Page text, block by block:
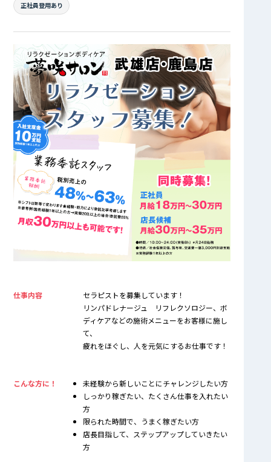
正社員登用あり
仕事内容
セラピストを募集しています！
リンパドレナージュ リフレクソロジー、ボ
ディケアなどの施術メニューをお客様に施し
て、
疲れをほぐし、人を元気にするお仕事です！
こんな方に！
未経験から新しいことにチャレンジしたい方
しっかり稼ぎたい、たくさん仕事を入れたい
方
限られた時間で、うまく稼ぎたい方
店長目指して、ステップアップしていきたい
方